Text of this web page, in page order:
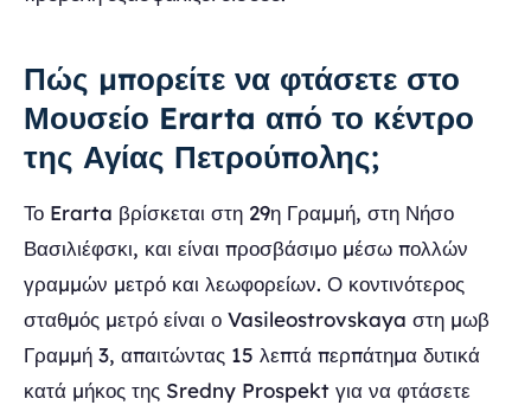
Πώς μπορείτε να φτάσετε στο
Μουσείο Erarta από το κέντρο
της Αγίας Πετρούπολης;
Το Erarta βρίσκεται στη 29η Γραμμή, στη Νήσο
Βασιλιέφσκι, και είναι προσβάσιμο μέσω πολλών
γραμμών μετρό και λεωφορείων. Ο κοντινότερος
σταθμός μετρό είναι ο Vasileostrovskaya στη μωβ
Γραμμή 3, απαιτώντας 15 λεπτά περπάτημα δυτικά
κατά μήκος της Sredny Prospekt για να φτάσετε